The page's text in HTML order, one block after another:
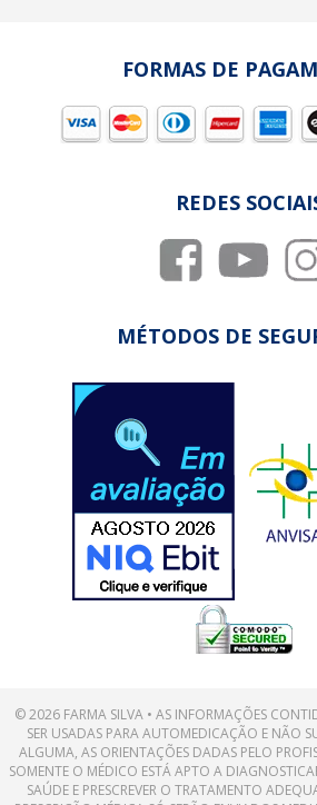
FORMAS DE
REDES
MÉTODOS DE
© 2026 FARMA SILVA • AS INFORMAÇÕES
SER USADAS PARA AUTOMEDICAÇÃO E NÃO
ALGUMA, AS ORIENTAÇÕES DADAS PELO
SOMENTE O MÉDICO ESTÁ APTO A
SAÚDE E PRESCREVER O TRATAMENTO